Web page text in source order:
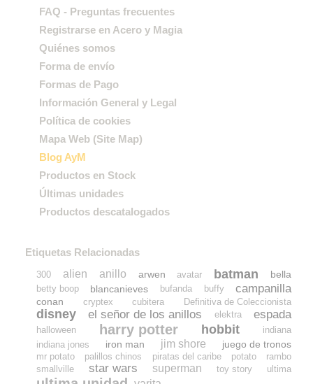
FAQ - Preguntas frecuentes
Registrarse en Acero y Magia
Quiénes somos
Forma de envío
Formas de Pago
Información General y Legal
Política de cookies
Mapa Web (Site Map)
Blog AyM
Productos en Stock
Últimas unidades
Productos descatalogados
Etiquetas Relacionadas
300 alien anillo arwen avatar batman bella
betty boop blancanieves bufanda buffy campanilla
conan cryptex cubitera Definitiva de Coleccionista
disney el señor de los anillos elektra espada
halloween harry potter hobbit
indiana
indiana jones
iron man jim shore juego de tronos
mr potato palillos chinos piratas del caribe potato
rambo
smallville
star wars superman toy story ultima